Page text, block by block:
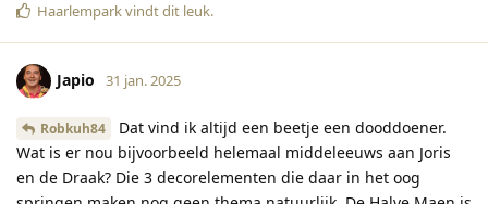
Haarlemparkvindt dit leuk.
Japio 31 jan. 2025
Robkuh84
Dat vind ik altijd een beetje een dooddoener.
Wat is er nou bijvoorbeeld helemaal middeleeuws aan Joris
en de Draak? Die 3 decorelementen die daar in het oog